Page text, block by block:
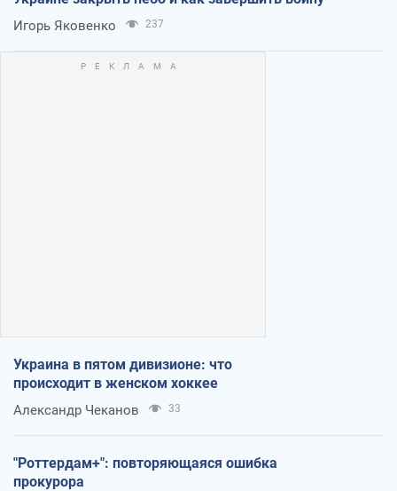
Игорь Яковенко 237
Украина в пятом дивизионе: что
происходит в женском хоккее
Александр Чеканов 33
"Роттердам+": повторяющаяся ошибка
прокурора